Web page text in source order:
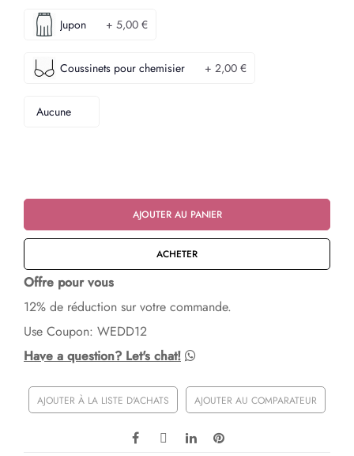
Jupon + 5,00 €
Coussinets pour chemisier + 2,00 €
Aucune
AJOUTER AU PANIER
ACHETER
Offre pour vous
12% de réduction sur votre commande.
Use Coupon: WEDD12
Have a question? Let's chat!
AJOUTER À LA LISTE D'ACHATS AJOUTER AU COMPARATEUR